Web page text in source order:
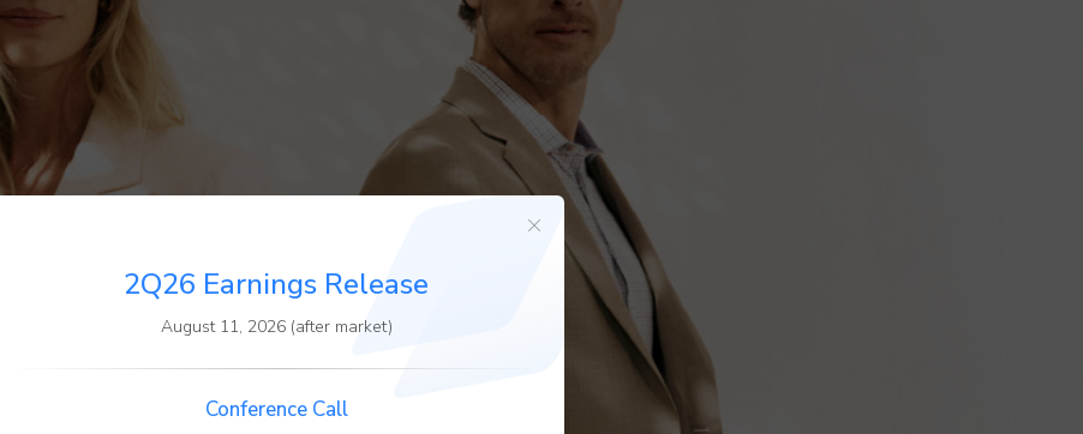
2Q26 Earnings Release
August 11, 2026 (after market)
Conference Call